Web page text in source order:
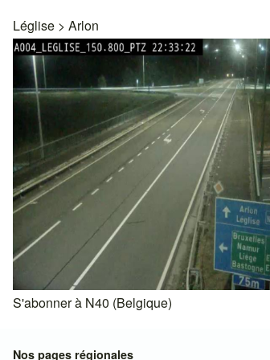
Léglise > Arlon
S'abonner à N40 (Belgique)
Nos pages régionales